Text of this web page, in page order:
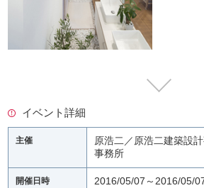
イベント詳細
主催
原浩二／原浩二建築設
事務所
開催日時 2016/05/07～2016/05/